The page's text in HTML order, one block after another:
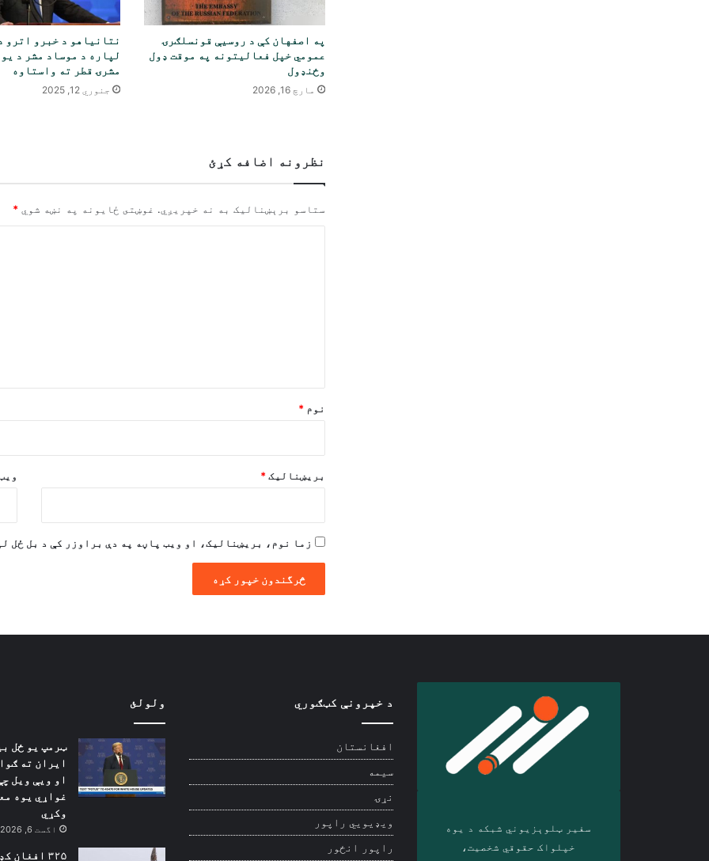
په اصفهان کې د روسیې قونسلګرۍ
عمومي خپل فعالیتونه په موقت ډول
وځنډول
مارچ 16, 2026
نتانیاهو د خبرو اترو
لپاره د موساد مشر د
مشرۍ قطر ته واستاوه
جنوري 12, 2025
نظرونه اضافه کړئ
ستاسو برېښناليک به نه خپريږي. غوښتى ځایونه په نښه شوي *
نوم *
بریښنالیک *
زما نوم، بریښنالیک، او ویب پاڼه په دې براوزر کې د بل ځل
سفیر ټلوېزیوني شبکه د‎ یوه
خپلواک حقوقي شخصیت،
د خپرونې کټګوري
افغانستان
سیمه
نړۍ
ویډیويي راپور
راپور انځور
ولولئ
ټرمپ یو ځل
ایران ته
او ویې ویل
غواړي یوه
وکړي
اگست 6, 2026
۳۲۵ افغان